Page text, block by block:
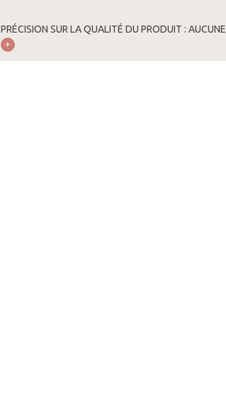
PRÉCISION SUR LA QUALITÉ DU PRODUIT : AUCUNE